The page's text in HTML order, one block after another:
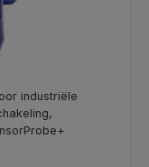
industriële